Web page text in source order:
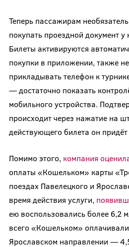
Теперь пассажирам
покупать проездной документ у
Билеты активируются
покупки в приложении, также не
прикладывать телефон к
— достаточно показать
мобильного устройства.
происходит через нажатие на
действующего билета он
Помимо этого, компания
оплаты «Кошельком» карты
поездах Павелецкого и
время действия услуги,
ею воспользовались более 6,2
всего «Кошельком»
Ярославском направлении —